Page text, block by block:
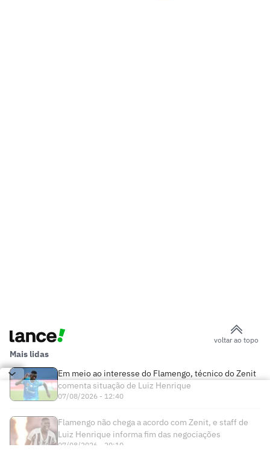
voltar ao topo
Mais lidas
Em meio ao interesse do Flamengo, técnico do Zenit
comenta situação de Luiz Henrique
07/08/2026 - 12:40
Flamengo não chega a acordo com Zenit, e staff de
Luiz Henrique informa fim das negociações
07/08/2026 - 20:10